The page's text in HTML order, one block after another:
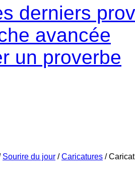
derniers
avancée
un proverbe
Sourire du jour /Caricatures /